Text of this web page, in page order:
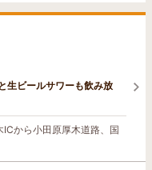
生ビールサワーも飲み放
から小田原厚木道路、国